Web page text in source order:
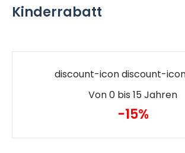
Kinderrabatt
discount-icon discount-
Von 0 bis 15 Jahren
-15%